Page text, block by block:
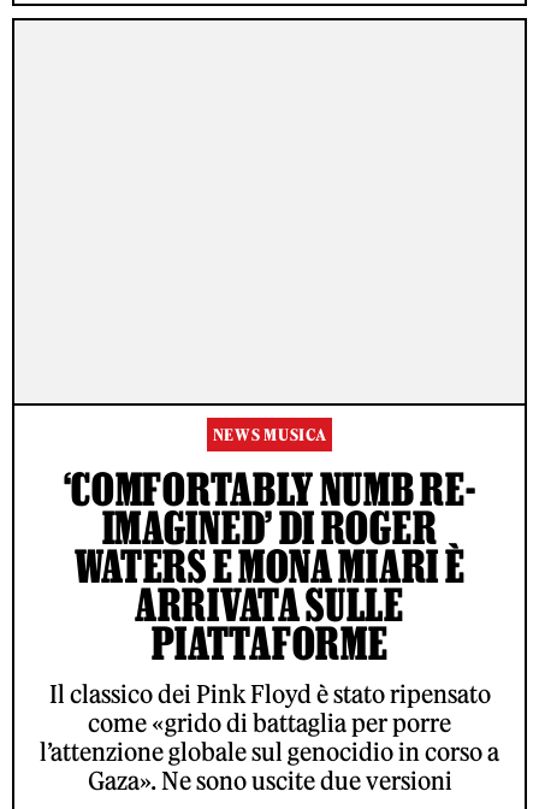
NEWS MUSICA
‘COMFORTABLY NUMB RE-
IMAGINED’ DI ROGER
WATERS E MONA MIARI È
ARRIVATA SULLE
PIATTAFORME
Il classico dei Pink Floyd è stato ripensato
come «grido di battaglia per porre
l’attenzione globale sul genocidio in corso a
Gaza». Ne sono uscite due versioni